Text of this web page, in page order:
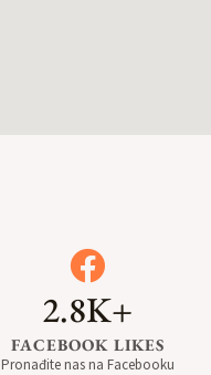
2.8K+
FACEBOOK LIKES
Pronađite nas na Facebooku